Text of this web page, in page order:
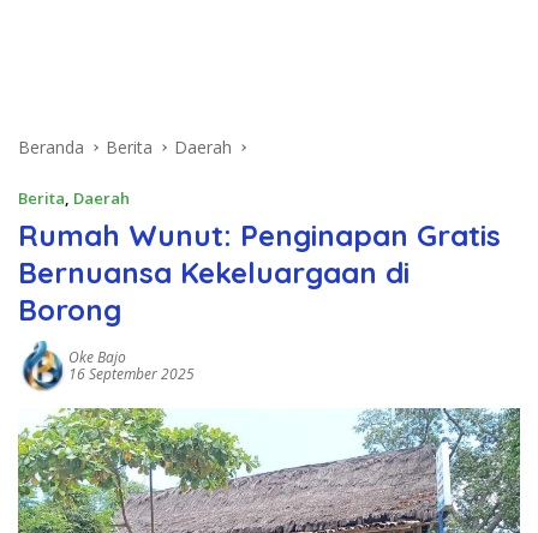
Beranda Berita Daerah
Berita, Daerah
Rumah Wunut: Penginapan Gratis
Bernuansa Kekeluargaan di
Borong
Oke Bajo
16 September 2025